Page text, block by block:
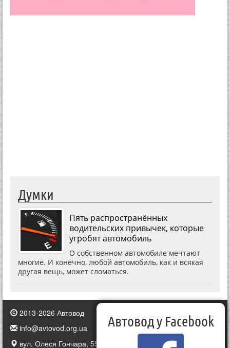
Думки
Пять распространённых
водительских привычек, которые
угробят автомобиль
О собственном автомобиле мечтают
многие. И конечно, любой автомобиль, как и всякая
другая вещь, может сломаться.
2013-2026 Автовод
info@avtovod.org.ua
вул. Олеся Гончара, 55, Київ, Україна
Автовод у Facebook